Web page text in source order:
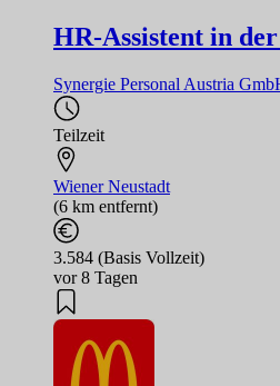
HR-Assistent in
Synergie Personal Austria
Teilzeit
Wiener Neustadt
(6 km entfernt)
3.584 (Basis Vollzeit)
vor 8 Tagen